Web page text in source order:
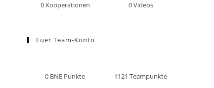
0 Kooperationen 0Videos
Euer Team-Konto
0 BNE Punkte 1121 Teampunkte